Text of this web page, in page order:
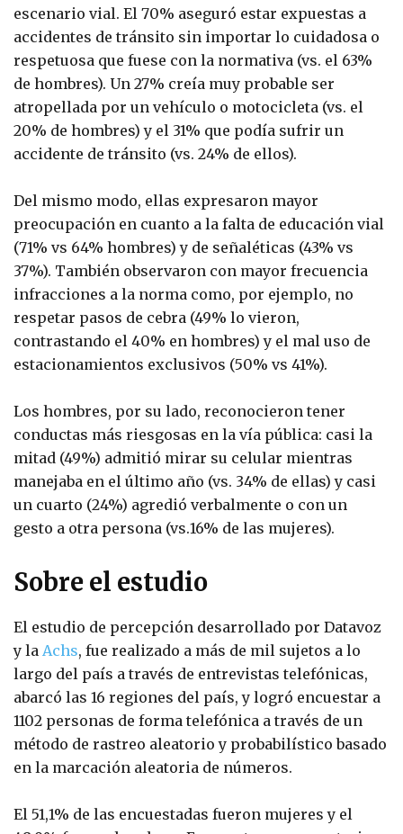
escenario vial. El 70% aseguró estar expuestas a
accidentes de tránsito sin importar lo cuidadosa o
respetuosa que fuese con la normativa (vs. el 63%
de hombres). Un 27% creía muy probable ser
atropellada por un vehículo o motocicleta (vs. el
20% de hombres) y el 31% que podía sufrir un
accidente de tránsito (vs. 24% de ellos).
Del mismo modo, ellas expresaron mayor
preocupación en cuanto a la falta de educación vial
(71% vs 64% hombres) y de señaléticas (43% vs
37%). También observaron con mayor frecuencia
infracciones a la norma como, por ejemplo, no
respetar pasos de cebra (49% lo vieron,
contrastando el 40% en hombres) y el mal uso de
estacionamientos exclusivos (50% vs 41%).
Los hombres, por su lado, reconocieron tener
conductas más riesgosas en la vía pública: casi la
mitad (49%) admitió mirar su celular mientras
manejaba en el último año (vs. 34% de ellas) y casi
un cuarto (24%) agredió verbalmente o con un
gesto a otra persona (vs.16% de las mujeres).
Sobre el estudio
El estudio de percepción desarrollado por Datavoz
y la Achs, fue realizado a más de mil sujetos a lo
largo del país a través de entrevistas telefónicas,
abarcó las 16 regiones del país, y logró encuestar a
1102 personas de forma telefónica a través de un
método de rastreo aleatorio y probabilístico basado
en la marcación aleatoria de números.
El 51,1% de las encuestadas fueron mujeres y el